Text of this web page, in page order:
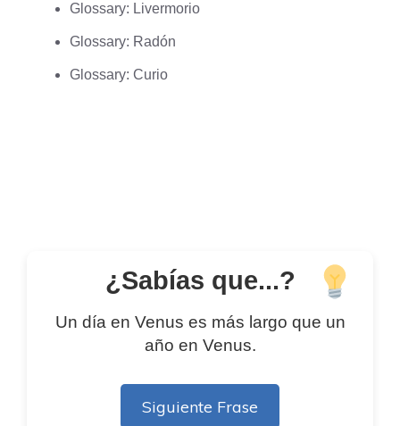
Glossary: Livermorio
Glossary: Radón
Glossary: Curio
¿Sabías que...?
Un día en Venus es más largo que un
año en Venus.
Siguiente Frase